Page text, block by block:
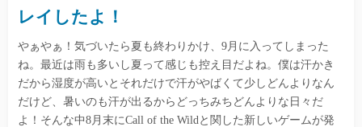
レイしたよ！
やぁやぁ！気づいたら夏も終わりかけ、9月に入ってしまった
ね。最近は雨も多いし夏って感じも控え目だよね。僕は汗かき
だから湿度が高いとそれだけで汗がやばくて少しどんよりなん
だけど、暑いのも汗が出るからどっちみちどんよりな日々だ
よ！そんな中8月末にCall of the Wildと関した新しいゲームが発